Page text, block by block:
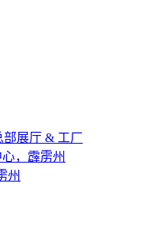
部展厅 & 工厂
，霹雳州
州